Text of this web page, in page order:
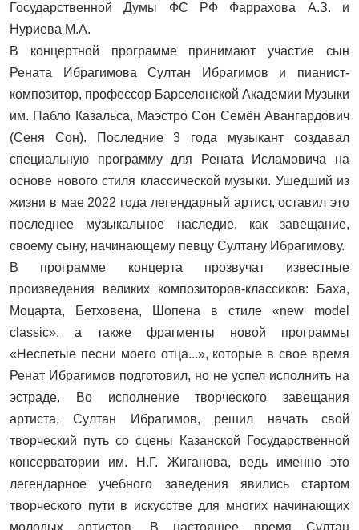
Государственной Думы ФС РФ Фаррахова А.З. и
Нуриева М.А.
В концертной программе принимают участие сын
Рената Ибрагимова Султан Ибрагимов и пианист-
композитор, профессор Барселонской Академии Музыки
им. Пабло Казальса, Маэстро Сон Семён Авангардович
(Сеня Сон). Последние 3 года музыкант создавал
специальную программу для Рената Исламовича на
основе нового стиля классической музыки. Ушедший из
жизни в мае 2022 года легендарный артист, оставил это
последнее музыкальное наследие, как завещание,
своему сыну, начинающему певцу Султану Ибрагимову.
В программе концерта прозвучат известные
произведения великих композиторов-классиков: Баха,
Моцарта, Бетховена, Шопена в стиле «new model
classic», а также фрагменты новой программы
«Неспетые песни моего отца...», которые в свое время
Ренат Ибрагимов подготовил, но не успел исполнить на
эстраде. Во исполнение творческого завещания
артиста, Султан Ибрагимов, решил начать свой
творческий путь со сцены Казанской Государственной
консерватории им. Н.Г. Жиганова, ведь именно это
легендарное учебного заведения явились стартом
творческого пути в искусстве для многих начинающих